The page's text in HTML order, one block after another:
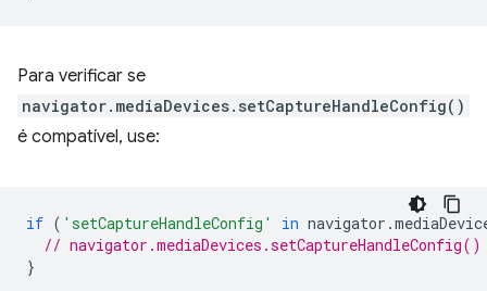
Para verificar se
navigator.mediaDevices.setCaptureHandleConfig()
é compatível, use:
if ( 'setCaptureHandleConfig' in navigator .
//
}